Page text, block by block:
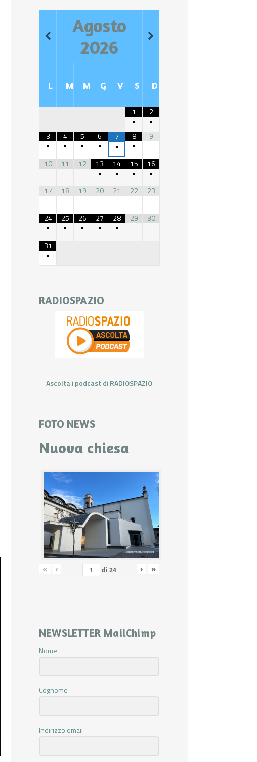
Agosto
2026
L M M G V S D
1
•
2
•
3
•
4
•
5
•
6
•
7
•
8
•
9
10 11 12
13
•
14
•
15
•
16
•
17
18 19 20 21 22 23
24
•
25
•
26
•
27
•
28
•
29 30
31
•
RADIOSPAZIO
Ascolta i podcast di RADIOSPAZIO
FOTO NEWS
Nuova chiesa
« ‹ di 24 › »
NEWSLETTER MailChimp
Nome
Cognome
Indirizzo email